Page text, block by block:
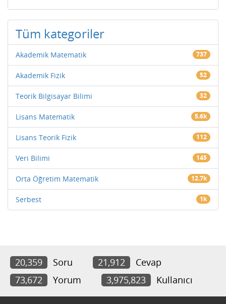
Tüm kategoriler
Akademik Matematik 737
Akademik Fizik 52
Teorik Bilgisayar Bilimi 32
Lisans Matematik 5.6k
Lisans Teorik Fizik 112
Veri Bilimi 145
Orta Öğretim Matematik 12.7k
Serbest 1k
20,359 Soru 21,912
Cevap
73,672
Yorum 3,975,823 Kullanıcı